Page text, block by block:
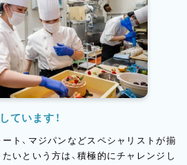
ています！
ト、マジパンなどスペシャリストが揃
いという方は、積極的にチャレンジし